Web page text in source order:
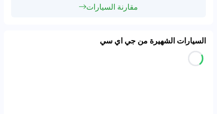
مقارنة السيارات
السيارات الشهيرة من جي اي سي